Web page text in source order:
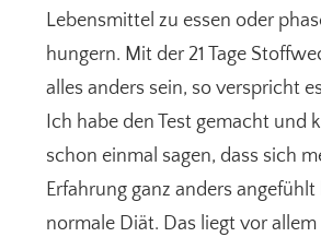
Lebensmittel zu essen oder
hungern. Mit der 21 Tage
alles anders sein, so verspricht
Ich habe den Test gemacht und
schon einmal sagen, dass sich
Erfahrung ganz anders angefühlt
normale Diät. Das liegt vor allem